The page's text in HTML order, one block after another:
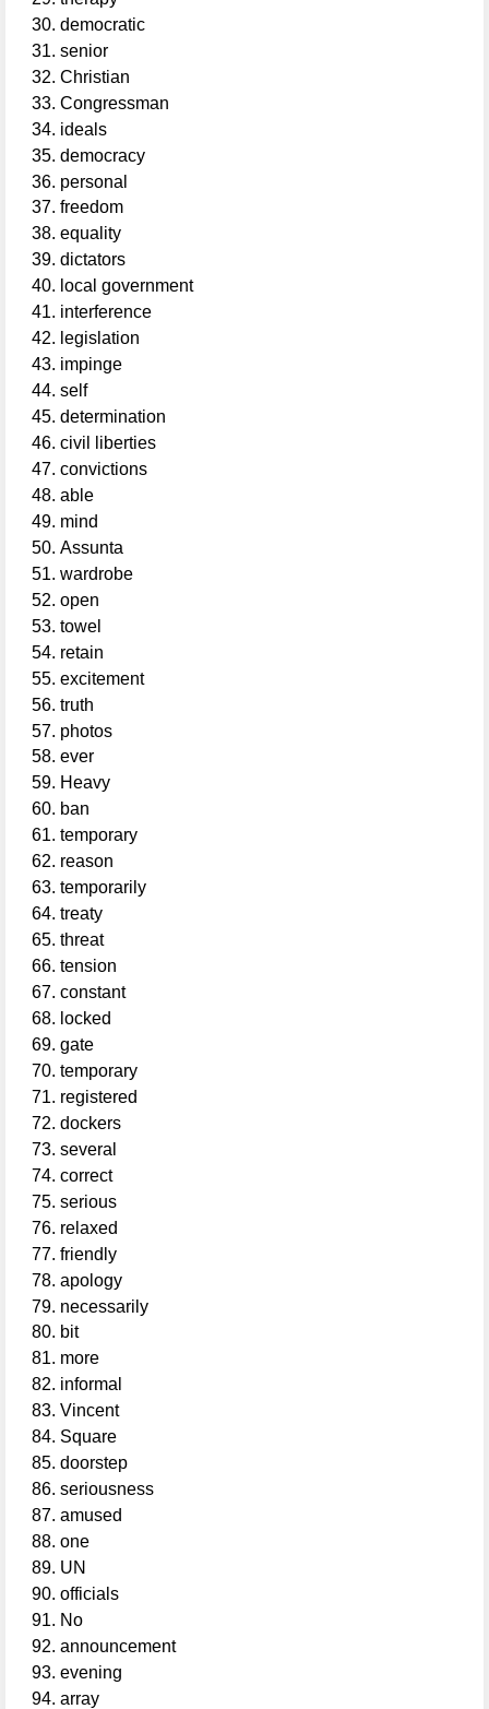
democratic
senior
Christian
Congressman
ideals
democracy
personal
freedom
equality
dictators
local government
interference
legislation
impinge
self
determination
civil liberties
convictions
able
mind
Assunta
wardrobe
open
towel
retain
excitement
truth
photos
ever
Heavy
ban
temporary
reason
temporarily
treaty
threat
tension
constant
locked
gate
temporary
registered
dockers
several
correct
serious
relaxed
friendly
apology
necessarily
bit
more
informal
Vincent
Square
doorstep
seriousness
amused
one
UN
officials
No
announcement
evening
array